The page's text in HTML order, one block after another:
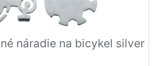
náradie na bicykel silver